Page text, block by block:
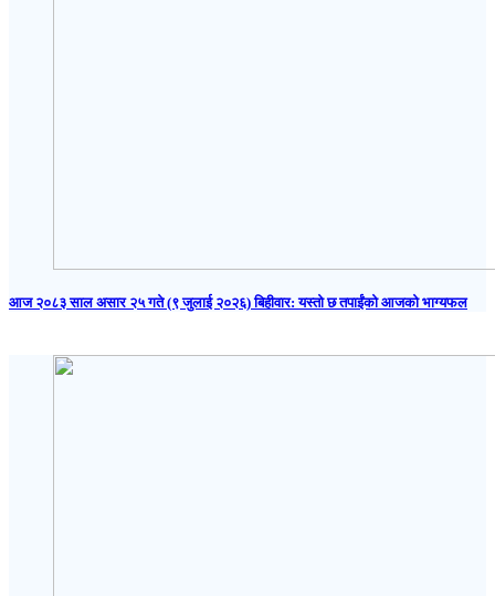
आज २०८३ साल असार २५ गते (९ जुलाई २०२६) बिहीवार: यस्तो छ तपाईंको आजको भाग्यफल